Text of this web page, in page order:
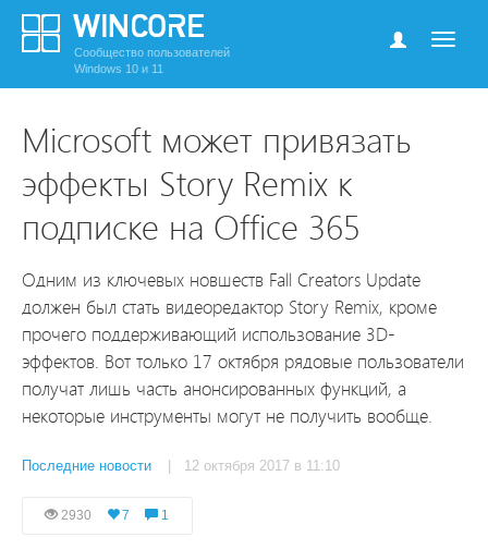
Сообщество пользователей
Windows 10 и 11
Microsoft может привязать
эффекты Story Remix к
подписке на Office 365
Одним из ключевых новшеств Fall Creators Update
должен был стать видеоредактор Story Remix, кроме
прочего поддерживающий использование 3D-
эффектов. Вот только 17 октября рядовые пользователи
получат лишь часть анонсированных функций, а
некоторые инструменты могут не получить вообще.
Последние новости | 12 октября 2017 в 11:10
2930 7 1